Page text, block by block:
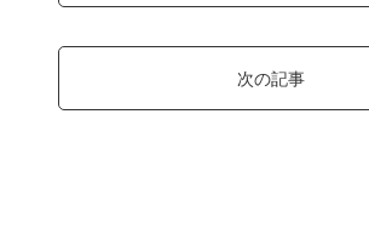
次の記事